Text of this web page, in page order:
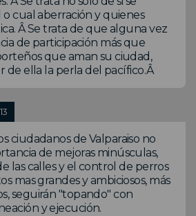
cual aberración y quienes
Â Se trata de que alguna vez
de participación más que
que aman su ciudad,
de ella la perla del pacífico.Â
ciudadanos de Valparaiso no
de mejoras minúsculas,
las calles y el control de perros
mas grandes y ambiciosos, más
seguirán "topando" con
y ejecución.